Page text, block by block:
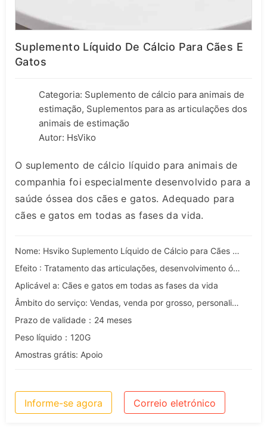
Suplemento Líquido De Cálcio Para Cães E
Gatos
Categoria: Suplemento de cálcio para animais de
estimação, Suplementos para as articulações dos
animais de estimação
Autor: HsViko
O suplemento de cálcio líquido para animais de
companhia foi especialmente desenvolvido para a
saúde óssea dos cães e gatos. Adequado para
cães e gatos em todas as fases da vida.
Nome: Hsviko Suplemento Líquido de Cálcio para Cães e Gatos
Efeito : Tratamento das articulações, desenvolvimento ósseo em cães e gatos
Aplicável a: Cães e gatos em todas as fases da vida
Âmbito do serviço: Vendas, venda por grosso, personalização, OEM e ODM
Prazo de validade：24 meses
Peso líquido：120G
Amostras grátis: Apoio
Informe-se agora Correio eletrónico